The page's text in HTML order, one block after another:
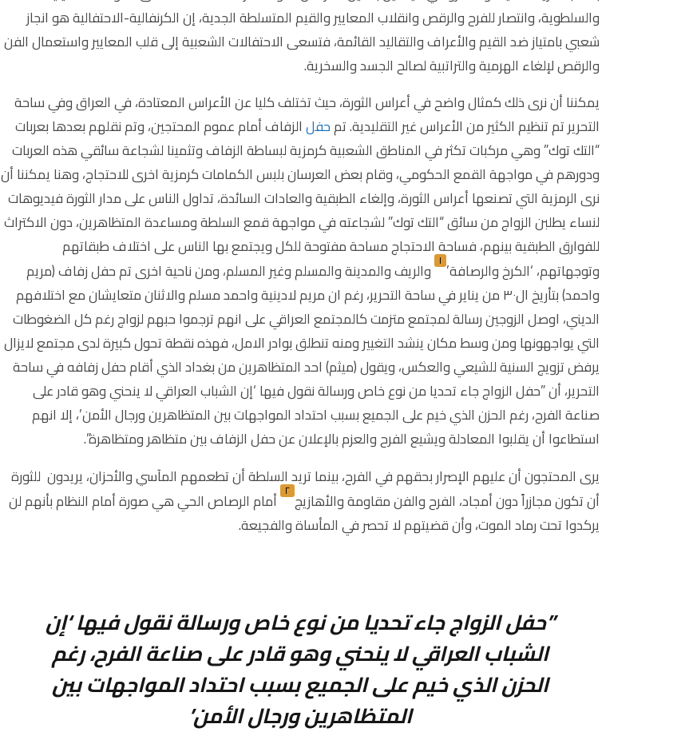
والسلطوية، وانتصار للفرح والرقص وانقلاب المعايير والقيم المتسلطة الجدية، إن الكرنفالية-الاحتفالية هو انجاز
شعبي بامتياز ضد القيم والأعراف والتقاليد القائمة، فتسعى الاحتفالات الشعبية إلى قلب المعايير واستعمال الفن
والرقص لإلغاء الهرمية والتراتبية لصالح الجسد والسخرية.
يمكننا أن نرى ذلك كمثال واضح في أعراس الثورة، حيث تختلف كليا عن الأعراس المعتادة، في العراق وفي ساحة
التحرير تم تنظيم الكثير من الأعراس غير التقليدية. تمحفلالزفاف أمام عموم المحتجين، وتم نقلهم بعدها بعربات
“التك توك” وهي مركبات تكثر في المناطق الشعبية كرمزية لبساطة الزفاف وتثمينا لشجاعة سائقي هذه العربات
ودورهم في مواجهة القمع الحكومي، وقام بعض العرسان بلبس الكمامات كرمزية اخرى للاحتجاج، وهنا يمكننا أن
نرى الرمزية التي تصنعها أعراس الثورة، وإلغاء الطبقية والعادات السائدة، تداول الناس على مدار الثورة فيديوهات
لنساء يطلبن الزواج من سائق “التك توك” لشجاعته في مواجهة قمع السلطة ومساعدة المتظاهرين، دون الاكتراث
للفوارق الطبقية بينهم، فساحة الاحتجاج مساحة مفتوحة للكل ويجتمع بها الناس على اختلاف طبقاتهم
وتوجهاتهم، ‘الكرخ والرصافة’ ١ والريف والمدينة والمسلم وغير المسلم، ومن ناحية اخرى تم حفل زفاف (مريم
واحمد) بتأريخ ال٣٠ من يناير في ساحة التحرير، رغم ان مريم لادينية واحمد مسلم والاثنان متعايشان مع اختلافهم
الديني، اوصل الزوجين رسالة لمجتمع متزمت كالمجتمع العراقي على انهم ترجموا حبهم لزواج رغم كل الضغوطات
التي يواجهونها ومن وسط مكان ينشد التغيير ومنه تنطلق بوادر الامل، فهذه نقطة تحول كبيرة لدى مجتمع لايزال
يرفض تزويج السنية للشيعي والعكس، ويقول (ميثم) احد المتظاهرين من بغداد الذي أقام حفل زفافه في ساحة
التحرير، أن ”حفل الزواج جاء تحديا من نوع خاص ورسالة نقول فيها ‘إن الشباب العراقي لا ينحني وهو قادر على
صناعة الفرح، رغم الحزن الذي خيم على الجميع بسبب احتداد المواجهات بين المتظاهرين ورجال الأمن’، إلا انهم
استطاعوا أن يقلبوا المعادلة ويشيع الفرح والعزم بالإعلان عن حفل الزفاف بين متظاهر ومتظاهرة”.
يرى المحتجون أن عليهم الإصرار بحقهم في الفرح، بينما تريد السلطة أن تطعمهم المآسي والأحزان، يريدون للثورة
أن تكون مجازراً دون أمجاد، الفرح والفن مقاومة والأهازيج ٢ أمام الرصاص الحي هي صورة أمام النظام بأنهم لن
يركدوا تحت رماد الموت، وأن قضيتهم لا تحصر في المأساة والفجيعة.
”حفل الزواج جاء تحديا من نوع خاص ورسالة نقول فيها ‘إن
الشباب العراقي لا ينحني وهو قادر على صناعة الفرح، رغم
الحزن الذي خيم على الجميع بسبب احتداد المواجهات بين
المتظاهرين ورجال الأمن’